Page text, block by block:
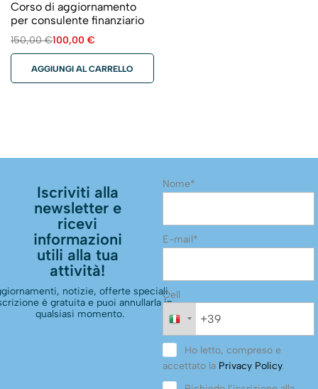
Corso di aggiornamento
per consulente finanziario
150,00€100,00 €
AGGIUNGI AL CARRELLO
Iscriviti alla
newsletter e
ricevi
informazioni
utili alla tua
attività!
notizie, offerte speciali.
è gratuita e puoi annullarla in
qualsiasi momento.
Nome*
E-mail*
Cell
Ho letto, compreso e
accettato la Privacy Policy.